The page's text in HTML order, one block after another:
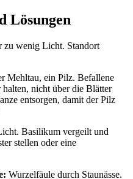
Lösungen
zu wenig Licht. Standort
Mehltau, ein Pilz. Befallene
nicht über die Blätter
entsorgen, damit der Pilz
Basilikum vergeilt und
stellen oder eine
Wurzelfäule durch Staunässe.